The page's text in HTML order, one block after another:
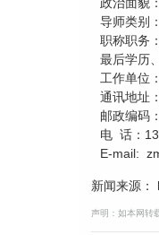
导师类别
职称职务
最后学历
工作单位
通讯地址
邮政编码
电 话：
E-mail:
新闻来源：
声明：如本网转